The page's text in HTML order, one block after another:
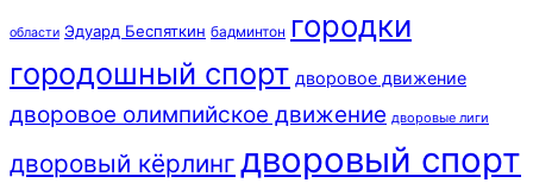
области Эдуард Беспяткин бадминтон городки
городошный спорт дворовое движение
дворовое олимпийское движение дворовые лиги
дворовый кёрлинг дворовый спорт